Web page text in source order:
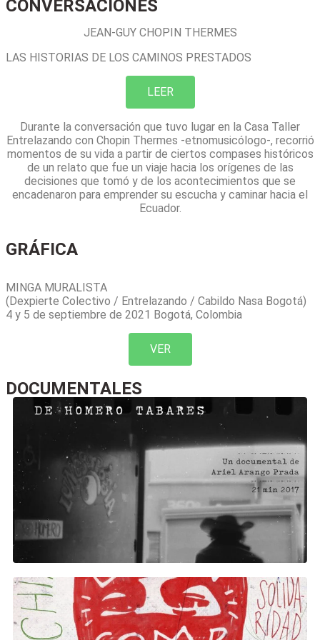
CONVERSACIONES
JEAN-GUY CHOPIN THERMES
LAS HISTORIAS DE LOS CAMINOS PRESTADOS
LEER
Durante la conversación que tuvo lugar en la Casa Taller
Entrelazando con Chopin Thermes -etnomusicólogo-, recorrió
momentos de su vida a partir de ciertos compases históricos
de un relato que fue un viaje hacia los orígenes de las
decisiones que tomó y de los acontecimientos que se
encadenaron para emprender su escucha y caminar hacia el
Ecuador.
GRÁFICA
MINGA MURALISTA
(Dexpierte Colectivo / Entrelazando / Cabildo Nasa Bogotá)
4 y 5 de septiembre de 2021 Bogotá, Colombia
VER
DOCUMENTALES